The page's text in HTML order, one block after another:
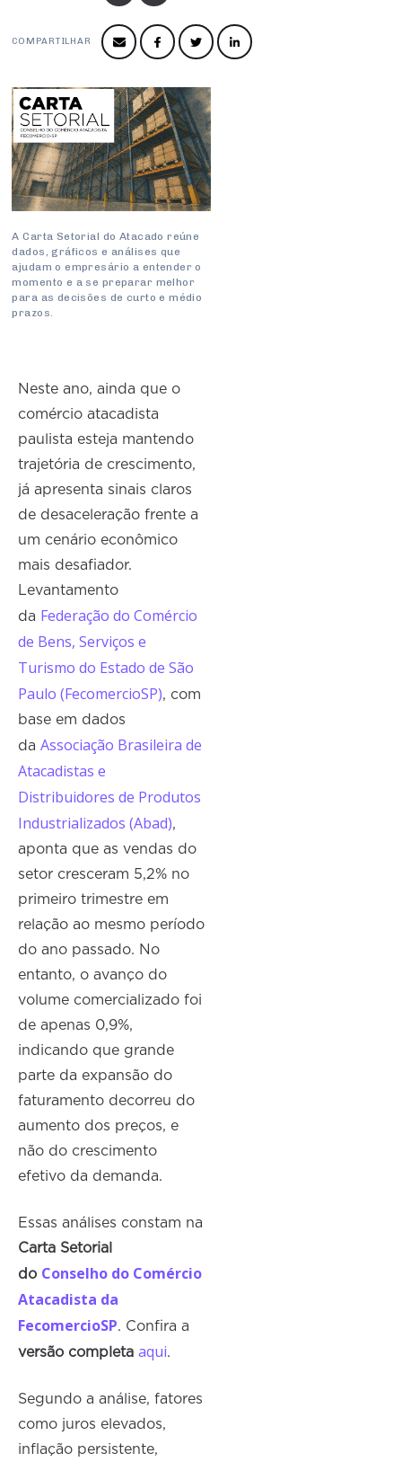
PROJETOS ESPECIAIS:
Logística Reversa
SESC
Cecomercio
Licitações
Prêmio de Sustentabilidade
Conselho de Assuntos Tributários
Conselho Estadual de Defesa do Contribuinte
Conselho de Economia Empresarial e Política
Conselho Superior de Direito
Conselho do Comércio Atacadista
Conselho de Serviços
Conselho de Sustentabilidade
Conselho de Comércio Eletrônico
COMPARTILHAR
A Carta Setorial do Atacado reúne
dados, gráficos e análises que
ajudam o empresário a entender o
momento e a se preparar melhor
para as decisões de curto e médio
prazos.
Neste ano, ainda que o
comércio atacadista
paulista esteja mantendo
trajetória de crescimento,
já apresenta sinais claros
de desaceleração frente a
um cenário econômico
mais desafiador.
Levantamento
da Federação do Comércio
de Bens, Serviços e
Turismo do Estado de São
Paulo (FecomercioSP), com
base em dados
daAssociação Brasileira de
Atacadistas e
Distribuidores de Produtos
Industrializados (Abad),
aponta que as vendas do
setor cresceram 5,2% no
primeiro trimestre em
relação ao mesmo período
do ano passado. No
entanto, o avanço do
volume comercializado foi
de apenas 0,9%,
indicando que grande
parte da expansão do
faturamento decorreu do
aumento dos preços, e
não do crescimento
efetivo da demanda.
Essas análises constam na
Carta Setorial
do Conselho do Comércio
Atacadista da
FecomercioSP. Confira a
versão completaaqui.
Segundo a análise, fatores
como juros elevados,
inflação persistente,